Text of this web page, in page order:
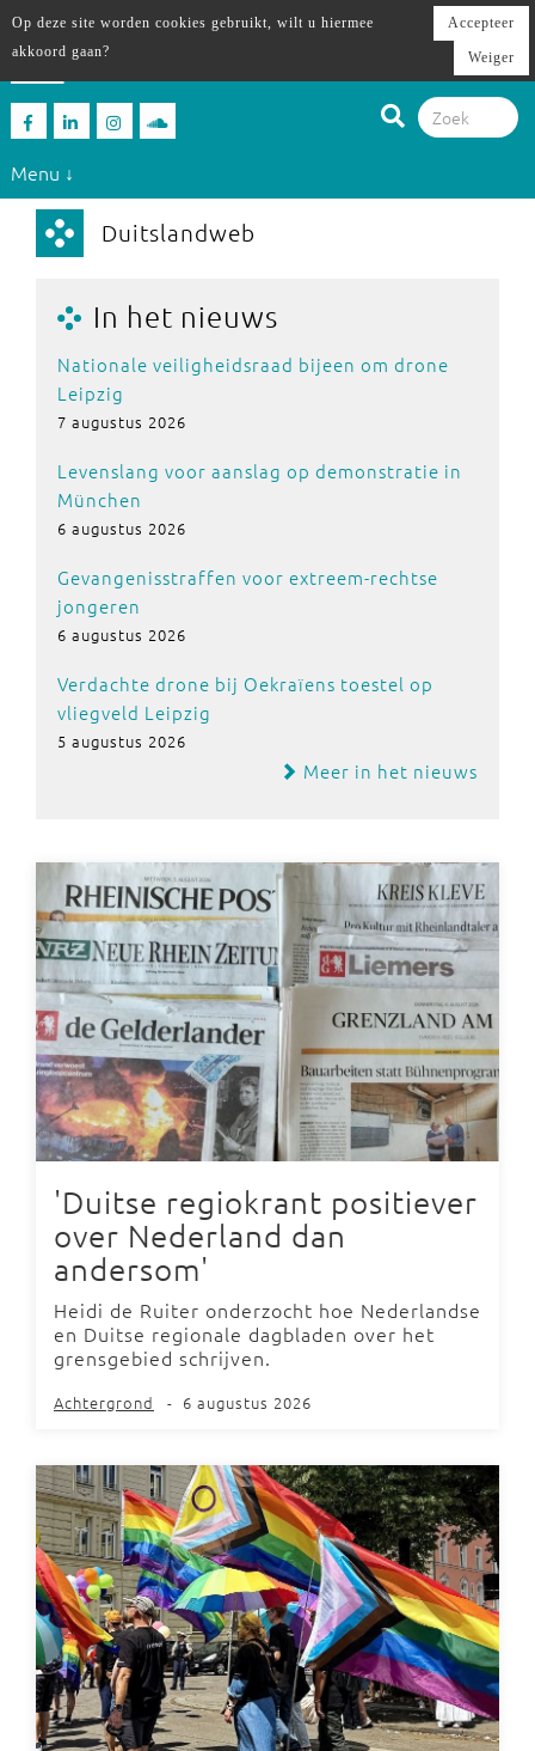
Menu ↓
Duitslandweb
In het nieuws
Nationale veiligheidsraad bijeen om drone
Leipzig
7 augustus 2026
Levenslang voor aanslag op demonstratie in
München
6 augustus 2026
Gevangenisstraffen voor extreem-rechtse
jongeren
6 augustus 2026
Verdachte drone bij Oekraïens toestel op
vliegveld Leipzig
5 augustus 2026
Meer in het nieuws
'Duitse regiokrant positiever
over Nederland dan
andersom'
Heidi de Ruiter onderzocht hoe Nederlandse
en Duitse regionale dagbladen over het
grensgebied schrijven.
Achtergrond - 6 augustus 2026
Op deze site worden cookies gebruikt, wilt u hiermee
akkoord gaan?
Accepteer
Weiger